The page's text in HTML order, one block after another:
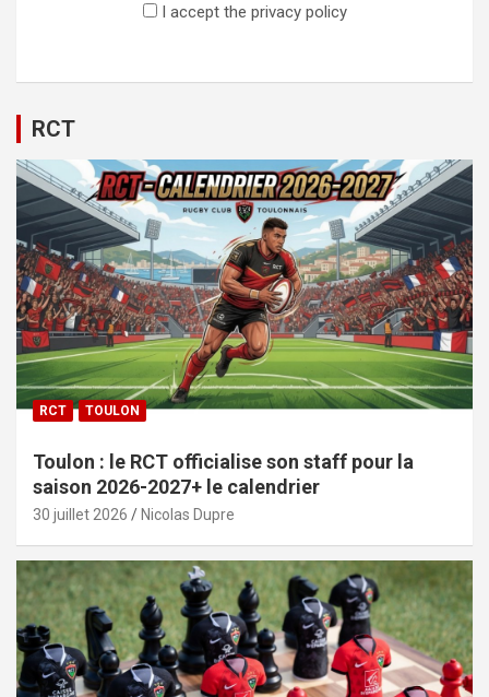
I accept the privacy policy
RCT
RCT TOULON
Toulon : le RCT officialise son staff pour la
saison 2026-2027+ le calendrier
30 juillet 2026 Nicolas Dupre